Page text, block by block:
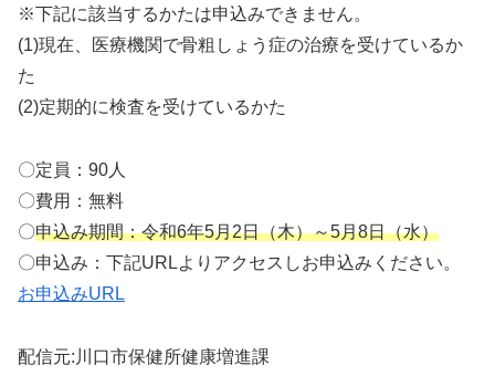
※下記に該当するかたは申込みできません。
(1)現在、医療機関で骨粗しょう症の治療を受けているか
た
(2)定期的に検査を受けているかた
〇定員：90人
〇費用：無料
〇申込み期間：令和6年5月2日（木）～5月8日（水）
〇申込み：下記URLよりアクセスしお申込みください。
お申込みURL
配信元:川口市保健所健康増進課